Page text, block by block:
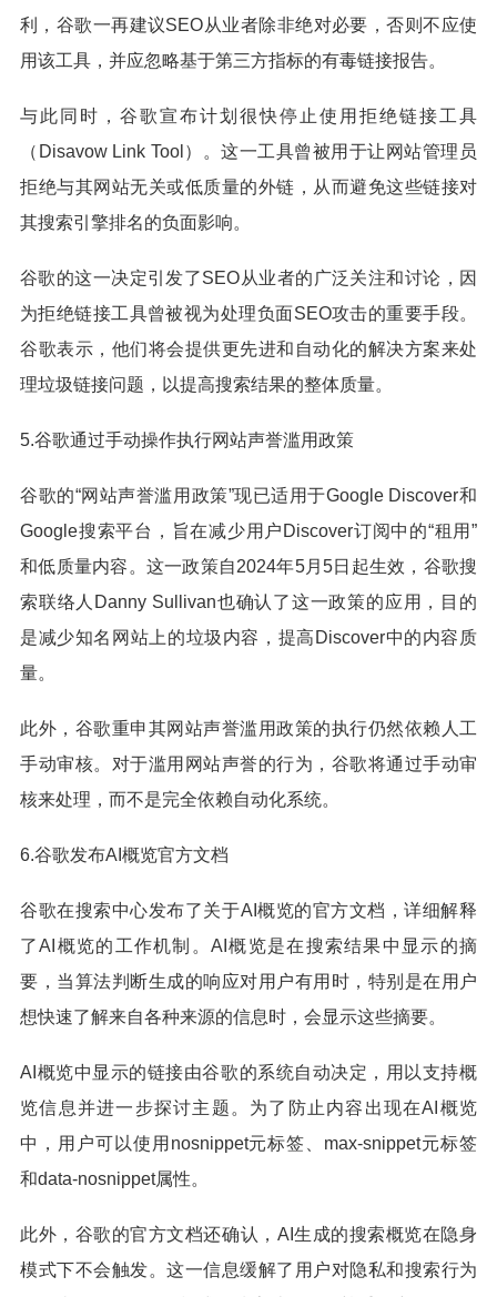
利，谷歌一再建议SEO从业者除非绝对必要，否则不应使
用该工具，并应忽略基于第三方指标的有毒链接报告。
与此同时，谷歌宣布计划很快停止使用拒绝链接工具
（Disavow Link Tool）。这一工具曾被用于让网站管理员
拒绝与其网站无关或低质量的外链，从而避免这些链接对
其搜索引擎排名的负面影响。
谷歌的这一决定引发了SEO从业者的广泛关注和讨论，因
为拒绝链接工具曾被视为处理负面SEO攻击的重要手段。
谷歌表示，他们将会提供更先进和自动化的解决方案来处
理垃圾链接问题，以提高搜索结果的整体质量。
5.谷歌通过手动操作执行网站声誉滥用政策
谷歌的“网站声誉滥用政策”现已适用于Google Discover和
Google搜索平台，旨在减少用户Discover订阅中的“租用”
和低质量内容。这一政策自2024年5月5日起生效，谷歌搜
索联络人Danny Sullivan也确认了这一政策的应用，目的
是减少知名网站上的垃圾内容，提高Discover中的内容质
量。
此外，谷歌重申其网站声誉滥用政策的执行仍然依赖人工
手动审核。对于滥用网站声誉的行为，谷歌将通过手动审
核来处理，而不是完全依赖自动化系统。
6.谷歌发布AI概览官方文档
谷歌在搜索中心发布了关于AI概览的官方文档，详细解释
了AI概览的工作机制。AI概览是在搜索结果中显示的摘
要，当算法判断生成的响应对用户有用时，特别是在用户
想快速了解来自各种来源的信息时，会显示这些摘要。
AI概览中显示的链接由谷歌的系统自动决定，用以支持概
览信息并进一步探讨主题。为了防止内容出现在AI概览
中，用户可以使用nosnippet元标签、max-snippet元标签
和data-nosnippet属性。
此外，谷歌的官方文档还确认，AI生成的搜索概览在隐身
模式下不会触发。这一信息缓解了用户对隐私和搜索行为